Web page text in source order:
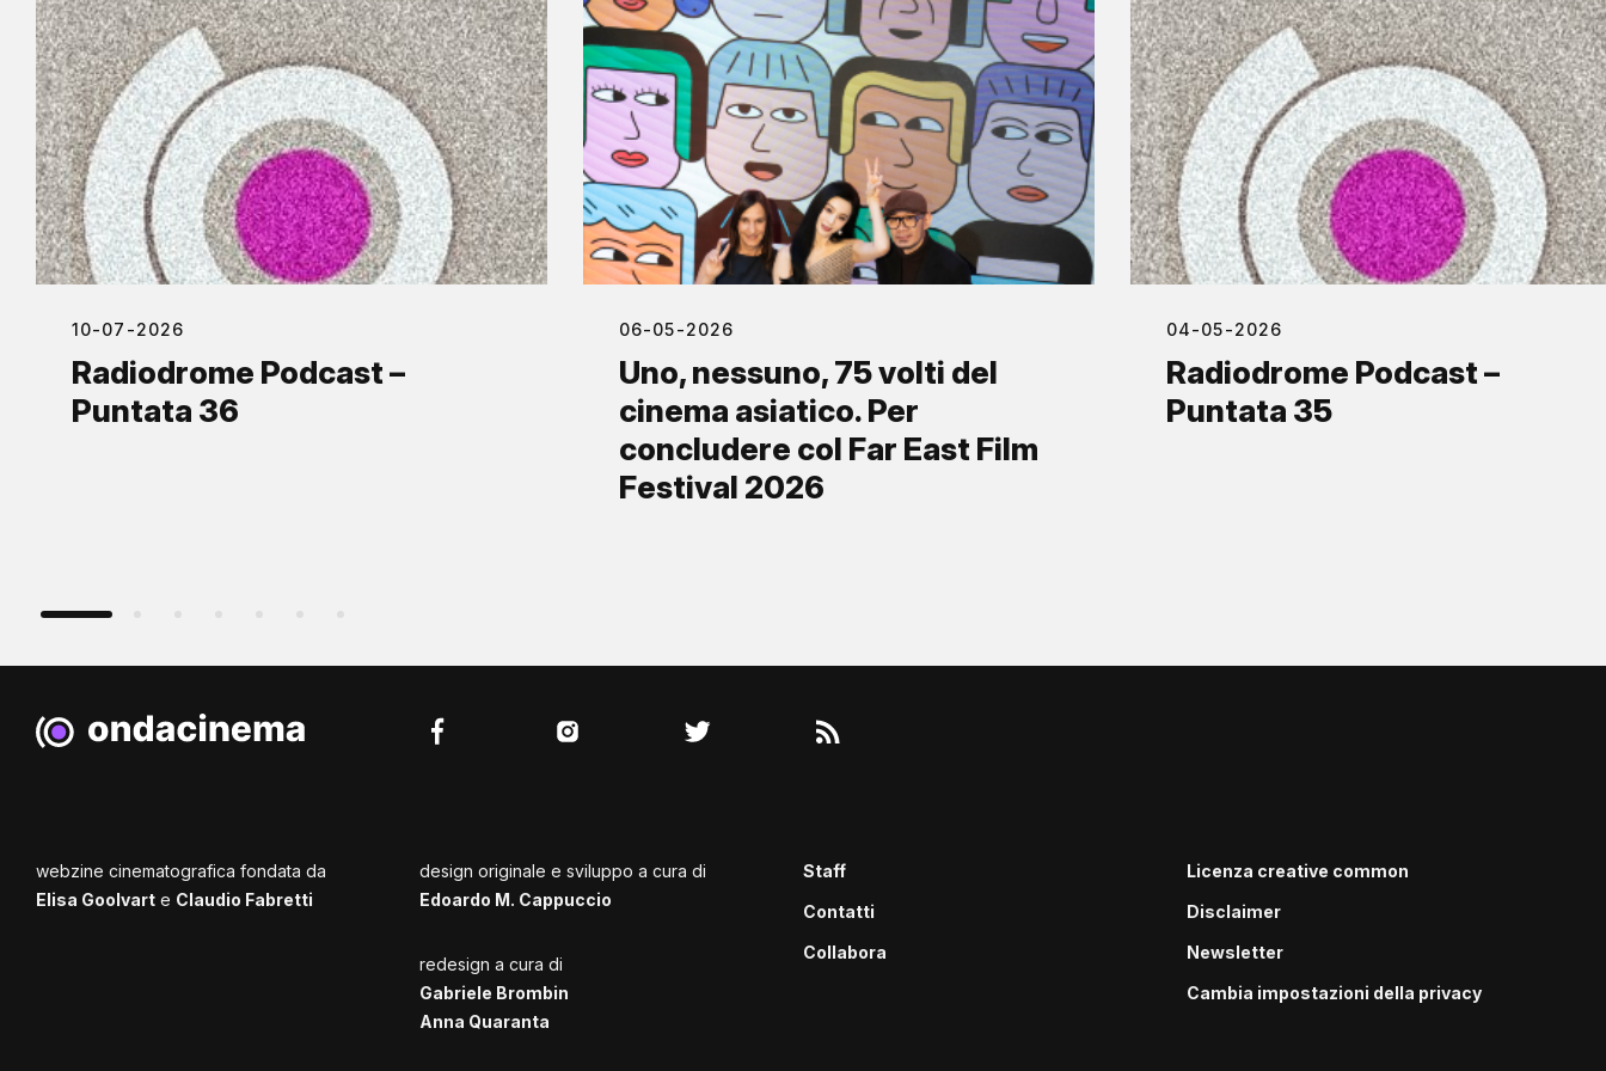
10-07-2026
Radiodrome Podcast –
Puntata 36
06-05-2026
Uno, nessuno, 75 volti del
cinema asiatico. Per
concludere col Far East Film
Festival 2026
04-05-2026
Radiodrome Podcast –
Puntata 35
webzine cinematografica fondata da
Elisa Goolvart e Claudio Fabretti
design originale e sviluppo a cura di
Edoardo M. Cappuccio
redesign a cura di
Gabriele Brombin
Anna Quaranta
Staff
Contatti
Collabora
Licenza creative common
Disclaimer
Newsletter
Cambia impostazioni della privacy